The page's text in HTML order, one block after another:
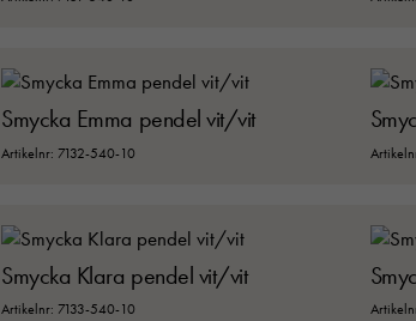
Smycka Emma pendel vit/vit
Artikelnr: 7132-540-10
Smycka Klara pendel vit/vit
Artikelnr: 7133-540-10